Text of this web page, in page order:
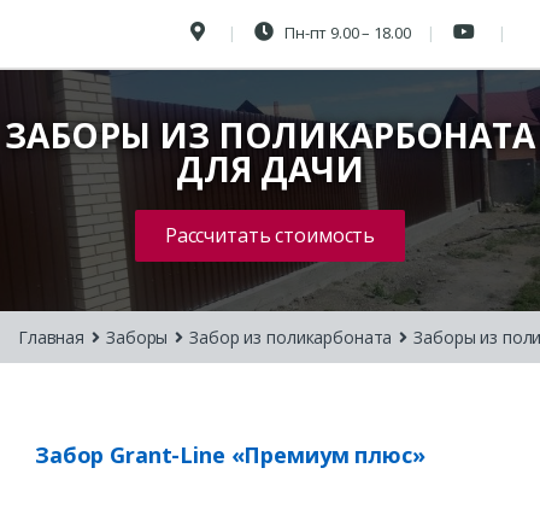
Пн-пт 9.00 – 18.00
ЗАБОРЫ ИЗ ПОЛИКАРБОНАТА
ДЛЯ ДАЧИ
Рассчитать стоимость
Главная Заборы Забор из поликарбоната Заборы из
Забор Grant-Line «Премиум плюс»